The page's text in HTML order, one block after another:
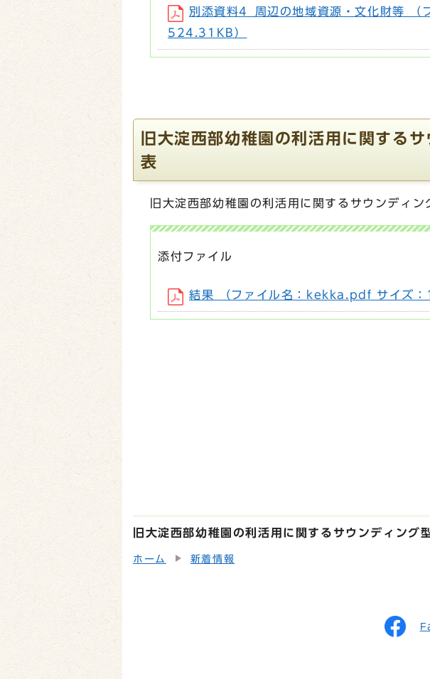
別添資料4_周辺の地域資源・文化財等
524.31KB）
旧大淀西部幼稚園の利活用に関する
表
旧大淀西部幼稚園の利活用に関するサウンディ
添付ファイル
結果 （ファイル名：kekka.pdf サイズ
旧大淀西部幼稚園の利活用に関するサウンディング
ホーム 新着情報